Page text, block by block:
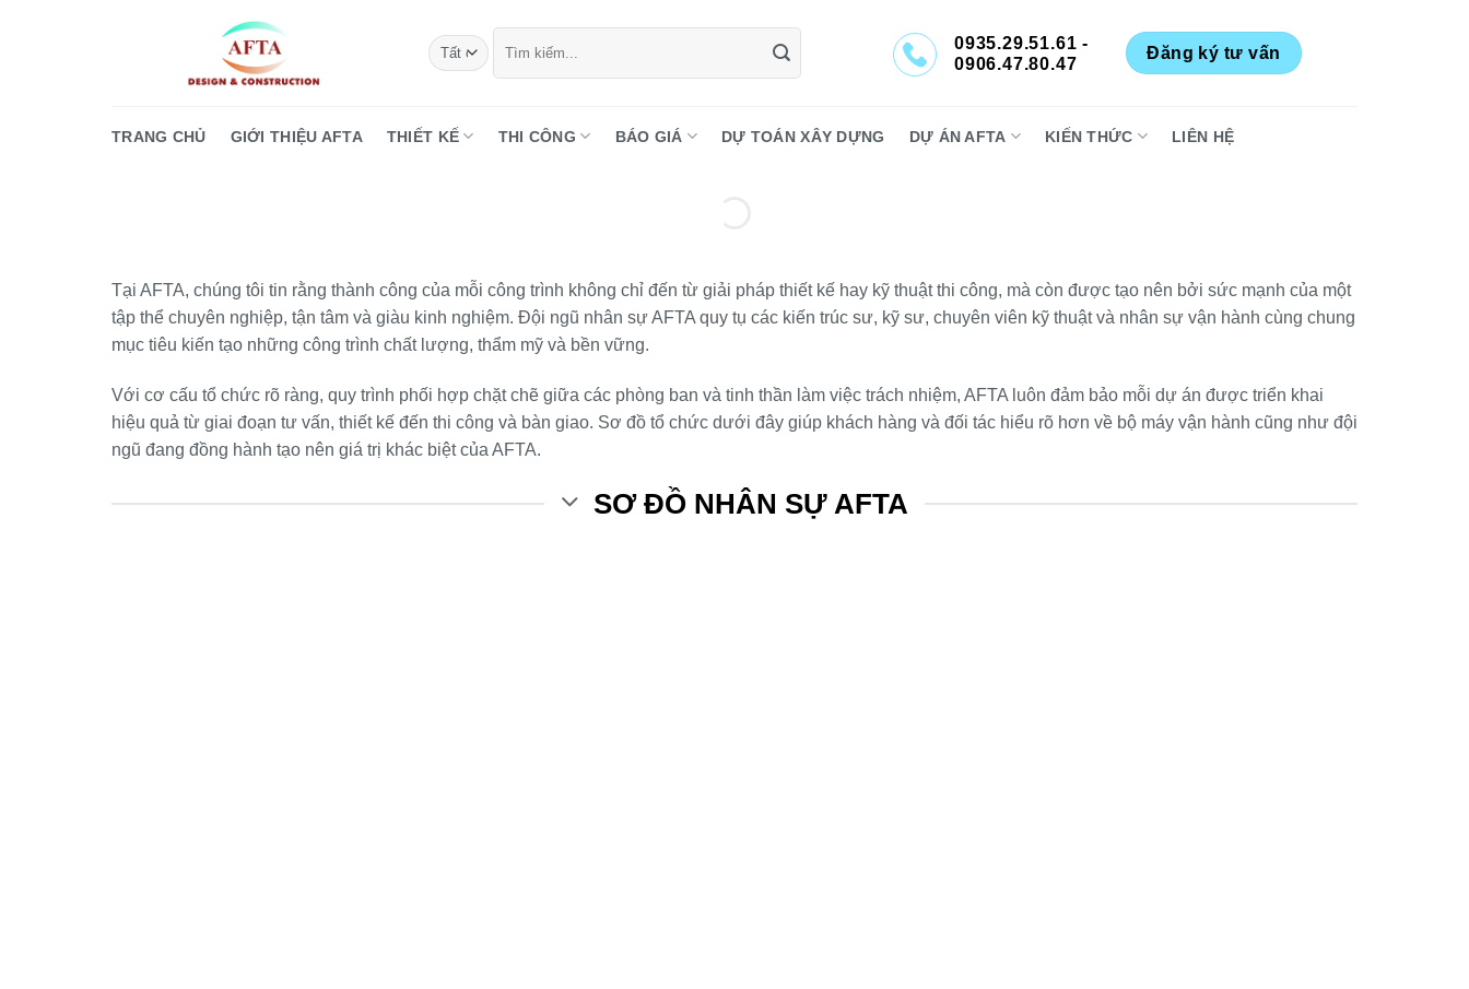
kiếm:
0935.29.51.61 -
0906.47.80.47
Đăng ký tư vấn
TRANG CHỦ GIỚI THIỆU AFTA THIẾT KẾ THI CÔNG BÁO GIÁ DỰ TOÁN XÂY DỰNG DỰ ÁN AFTA KIẾN THỨC LIÊN HỆ
Tại AFTA, chúng tôi tin rằng thành công của mỗi công trình không chỉ đến từ giải pháp thiết kế hay kỹ thuật thi công, mà còn được tạo nên bởi sức mạnh của một
tập thể chuyên nghiệp, tận tâm và giàu kinh nghiệm. Đội ngũ nhân sự AFTA quy tụ các kiến trúc sư, kỹ sư, chuyên viên kỹ thuật và nhân sự vận hành cùng chung
mục tiêu kiến tạo những công trình chất lượng, thẩm mỹ và bền vững.
Với cơ cấu tổ chức rõ ràng, quy trình phối hợp chặt chẽ giữa các phòng ban và tinh thần làm việc trách nhiệm, AFTA luôn đảm bảo mỗi dự án được triển khai
hiệu quả từ giai đoạn tư vấn, thiết kế đến thi công và bàn giao. Sơ đồ tổ chức dưới đây giúp khách hàng và đối tác hiểu rõ hơn về bộ máy vận hành cũng như đội
ngũ đang đồng hành tạo nên giá trị khác biệt của AFTA.
SƠ ĐỒ NHÂN SỰ AFTA